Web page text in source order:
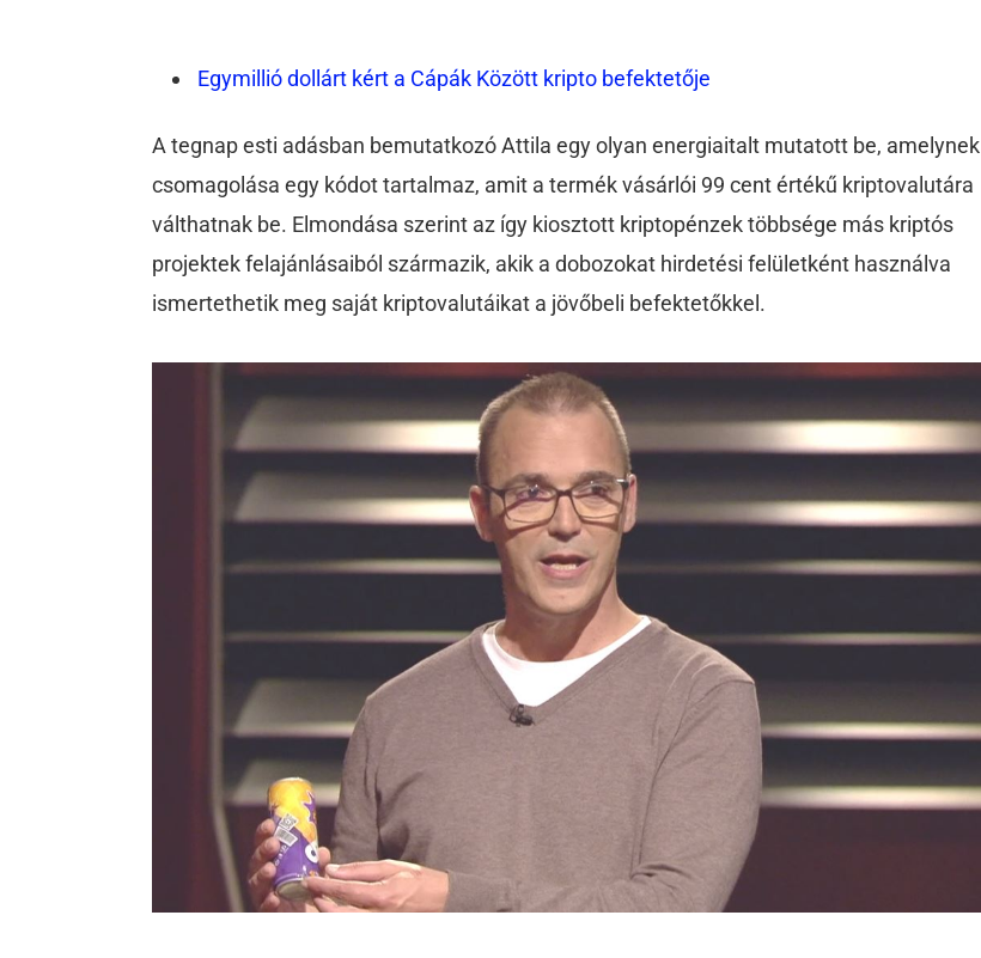
Egymillió dollárt kért a Cápák Között kripto befektetője
A tegnap esti adásban bemutatkozó Attila egy olyan energiaitalt mutatott be, amelynek
csomagolása egy kódot tartalmaz, amit a termék vásárlói 99 cent értékű kriptovalutára
válthatnak be. Elmondása szerint az így kiosztott kriptopénzek többsége más kriptós
projektek felajánlásaiból származik, akik a dobozokat hirdetési felületként használva
ismertethetik meg saját kriptovalutáikat a jövőbeli befektetőkkel.